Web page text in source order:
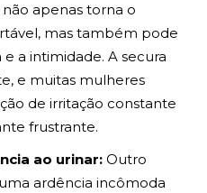
apenas torna o
mas também pode
a intimidade. A secura
e muitas mulheres
de irritação constante
frustrante.
ao urinar: Outro
ardência incômoda